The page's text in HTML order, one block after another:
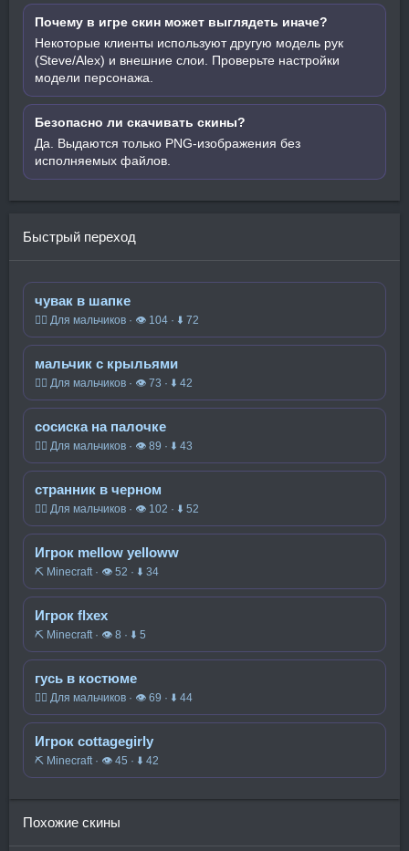
Почему в игре скин может выглядеть иначе?
Некоторые клиенты используют другую модель рук
(Steve/Alex) и внешние слои. Проверьте настройки
модели персонажа.
Безопасно ли скачивать скины?
Да. Выдаются только PNG-изображения без
исполняемых файлов.
Быстрый переход
чувак в шапке
🧍‍♂️ Для мальчиков · 👁 104 · ⬇ 72
мальчик с крыльями
🧍‍♂️ Для мальчиков · 👁 73 · ⬇ 42
сосиска на палочке
🧍‍♂️ Для мальчиков · 👁 89 · ⬇ 43
странник в черном
🧍‍♂️ Для мальчиков · 👁 102 · ⬇ 52
Игрок mellow yelloww
⛏️ Minecraft · 👁 52 · ⬇ 34
Игрок flxex
⛏️ Minecraft · 👁 8 · ⬇ 5
гусь в костюме
🧍‍♂️ Для мальчиков · 👁 69 · ⬇ 44
Игрок cottagegirly
⛏️ Minecraft · 👁 45 · ⬇ 42
Похожие скины